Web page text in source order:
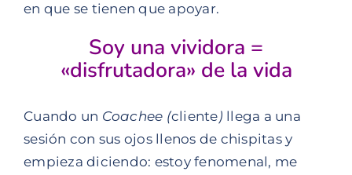
en que se tienen que apoyar.
Soy una vividora =
«disfrutadora» de la vida
Cuando un Coachee (cliente) llega a una
sesión con sus ojos llenos de chispitas y
empieza diciendo: estoy fenomenal, me